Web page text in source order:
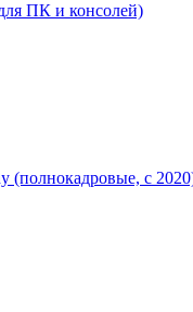
ПК и консолей)
(полнокадровые, с